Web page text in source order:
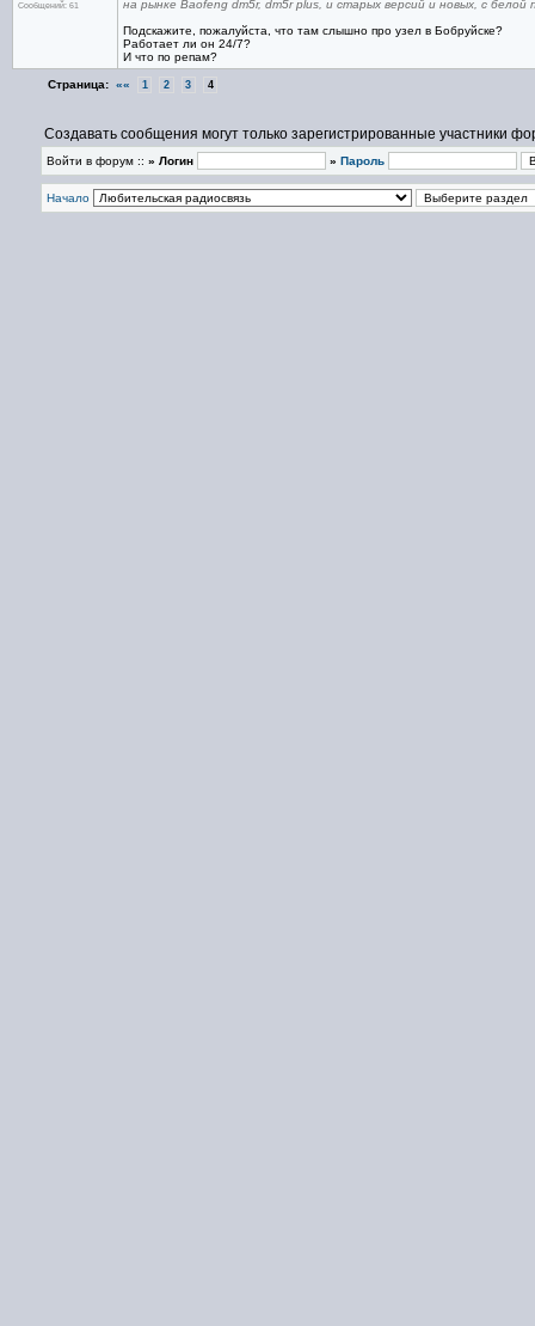
Сообщений: 61
на рынке Baofeng dm5r, dm5r plus, и старых версий и новых, с
Подскажите, пожалуйста, что там слышно про узел в Бобруйске?
Работает ли он 24/7?
И что по репам?
Страница: «« 1 2 3 4
Создавать сообщения могут только зарегистрированные участники
Войти в форум :: » Логин » Пароль
Начало